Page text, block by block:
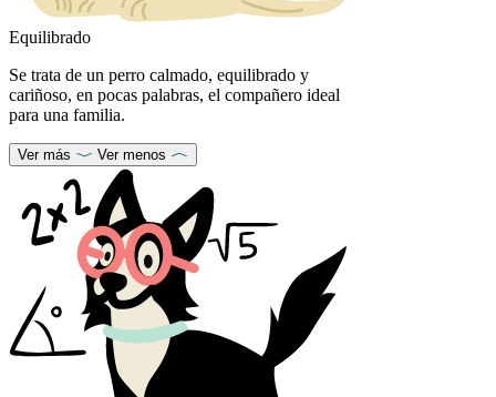
Equilibrado
Se trata de un perro calmado, equilibrado y
cariñoso, en pocas palabras, el compañero ideal
para una familia.
Ver más Ver menos